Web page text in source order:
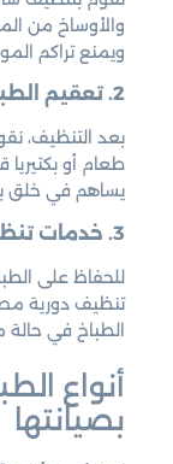
والأوساخ من
ويمنع تراكم
2. تعقيم الطباخ لضمان الصحة
بعد التنظيف،
طعام أو
يساهم في خلق
3. خدمات تنظيف دورية للطباخات
للحفاظ على
تنظيف دورية
الطباخ في حالة
أنواع
بصيانتها